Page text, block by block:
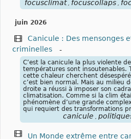
focusclimat focuscollaps
juin 2026
Canicule : Des mensonges
criminelles
-
C’est la canicule la plus violente
températures sont insoutenables.
cette chaleur cherchent
c’est bien normal. Mais au milieu
droite a réussi à imposer son
climatisation. Comme si la clim
phénomène d’une grande
qui requiert des transformations
canicule ,
Un Monde extrême entre